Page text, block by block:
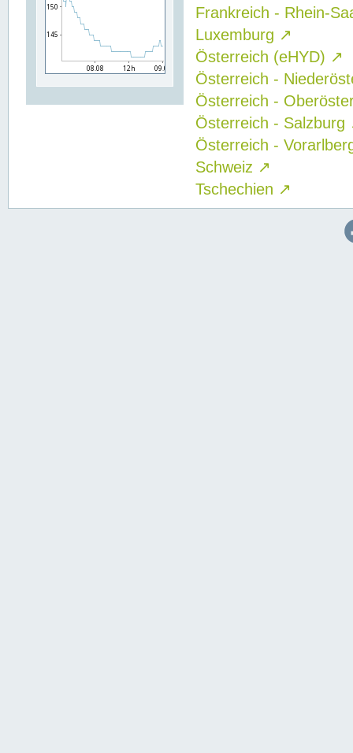
Frankreich - Rhein-
Luxemburg ↗
Österreich (eHYD) ↗
Österreich -
Österreich -
Österreich - Salzburg
Österreich -
Schweiz ↗
Tschechien ↗